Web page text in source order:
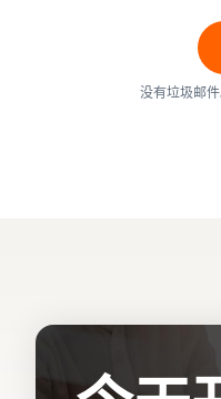
没有垃圾邮